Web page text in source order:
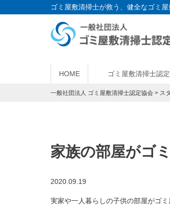
ゴミ屋敷清掃士が救う、健全なゴミ
HOME ゴミ屋敷清掃士認
一般社団法人 ゴミ屋敷清掃士認定協会 > ス
家族の部屋がゴ
2020.09.19
実家や一人暮らしの子供の部屋がゴ